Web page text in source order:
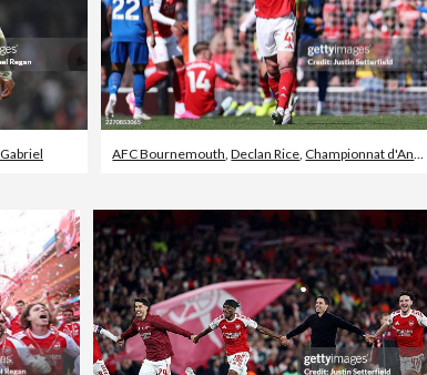
Gabriel AFC Bournemouth,Declan Rice, Championnat d'Angleterre